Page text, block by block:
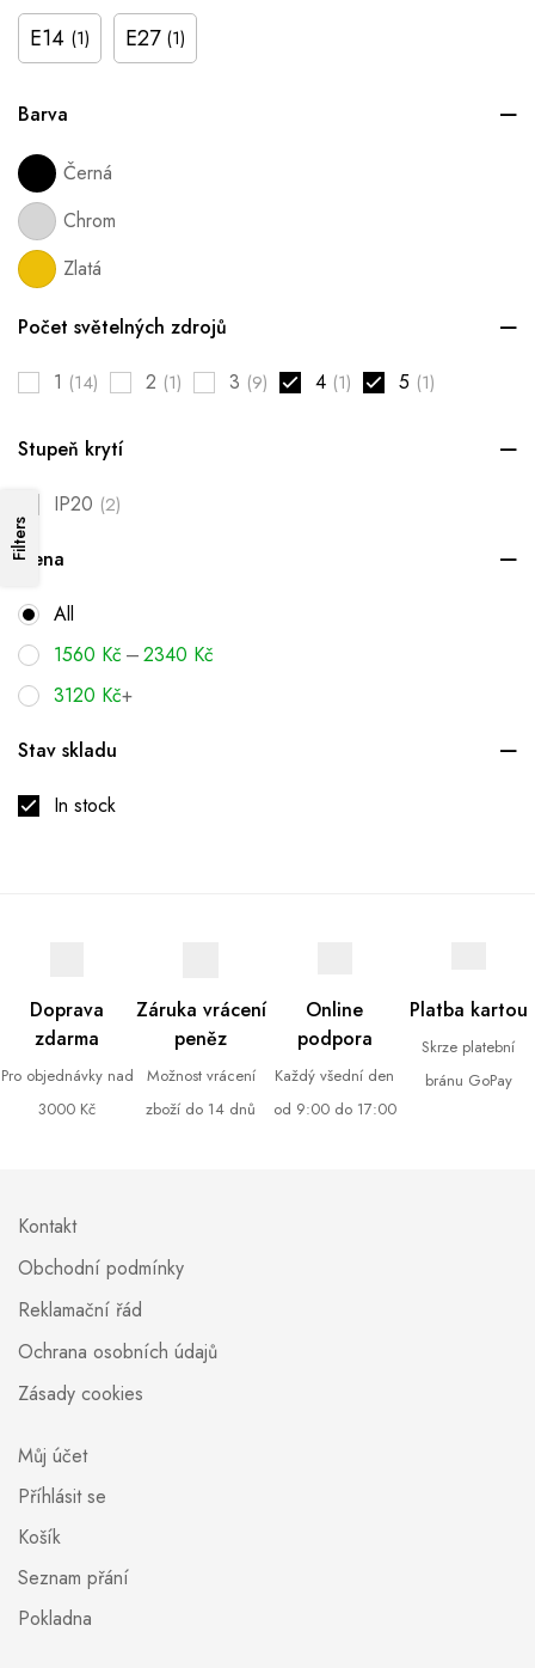
E14 (1) E27 (1)
Barva
Černá
Chrom
Zlatá
Počet světelných zdrojů
1 (14) 2 (1) 3 (9) 4 (1) 5 (1)
Stupeň krytí
IP20 (2)
Cena
All
1560 Kč –2340 Kč
3120 Kč+
Stav skladu
In stock
Filters
Doprava
zdarma
Pro objednávky nad
3000 Kč
Záruka vrácení
peněz
Možnost vrácení
zboží do 14 dnů
Online
podpora
Každý všední den
od 9:00 do 17:00
Platba kartou
Skrze platební
bránu GoPay
Kontakt
Obchodní podmínky
Reklamační řád
Ochrana osobních údajů
Zásady cookies
Můj účet
Příhlásit se
Košík
Seznam přání
Pokladna